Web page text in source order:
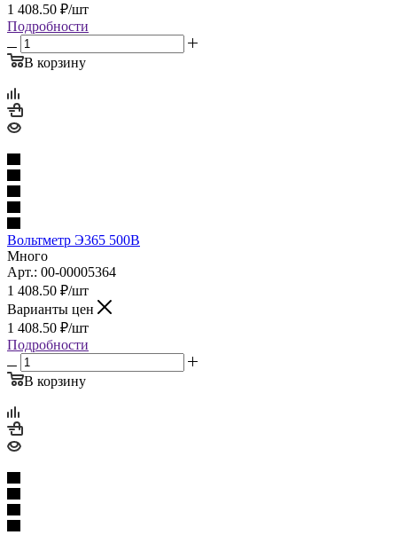
1 408.50 ₽/шт
Подробности
В корзину
Вольтметр Э365 500В
Много
Арт.: 00-00005364
1 408.50 ₽/шт
Варианты цен
1 408.50 ₽/шт
Подробности
В корзину